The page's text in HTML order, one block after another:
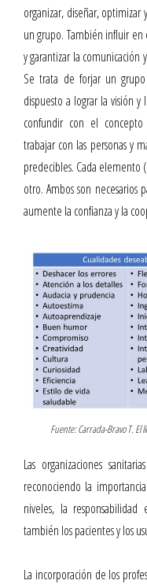
organizar, diseñar, optimizar
un grupo. También influir
y garantizar la
Se trata de forjar un
dispuesto a lograr la visión
confundir con el
trabajar con las personas y
predecibles. Cada elemento
otro. Ambos son necesarios
aumente la confianza y la
Fuente: Carrada-Bravo T. El
Las organizaciones
reconociendo la
niveles, la
también los pacientes y los
La incorporación de los